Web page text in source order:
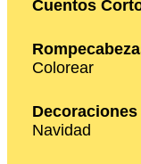
Cuentos
Colorear
Navidad